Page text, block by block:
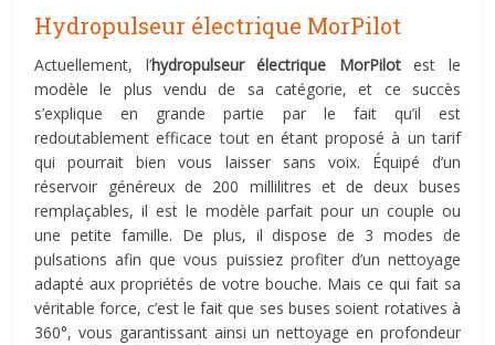
Hydropulseur électrique MorPilot
Actuellement, l’hydropulseur électrique MorPilotest le
modèle le plus vendu de sa catégorie, et ce succès
s’explique en grande partie par le fait qu’il est
redoutablement efficace tout en étant proposé à un tarif
qui pourrait bien vous laisser sans voix. Équipé d’un
réservoir généreux de 200 millilitres et de deux buses
remplaçables, il est le modèle parfait pour un couple ou
une petite famille. De plus, il dispose de 3 modes de
pulsations afin que vous puissiez profiter d’un nettoyage
adapté aux propriétés de votre bouche. Mais ce qui fait sa
véritable force, c’est le fait que ses buses soient rotatives à
360°, vous garantissant ainsi un nettoyage en profondeur